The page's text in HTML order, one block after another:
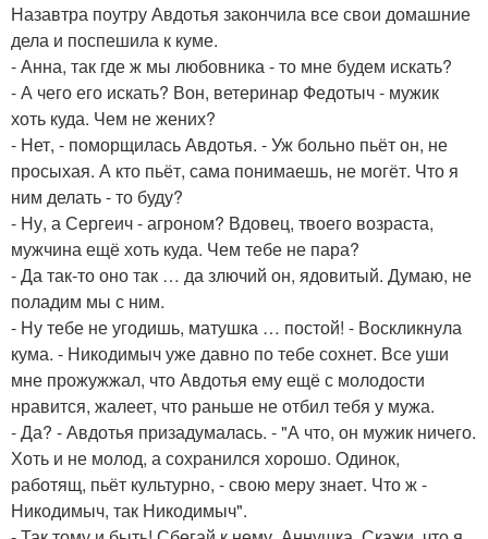
Назавтра поутру Авдотья закончила все свои домашние
дела и поспешила к куме.
- Анна, так где ж мы любовника - то мне будем искать?
- А чего его искать? Вон, ветеринар Федотыч - мужик
хоть куда. Чем не жених?
- Нет, - поморщилась Авдотья. - Уж больно пьёт он, не
просыхая. А кто пьёт, сама понимаешь, не могёт. Что я
ним делать - то буду?
- Ну, а Сергеич - агроном? Вдовец, твоего возраста,
мужчина ещё хоть куда. Чем тебе не пара?
- Да так-то оно так … да злючий он, ядовитый. Думаю, не
поладим мы с ним.
- Ну тебе не угодишь, матушка … постой! - Воскликнула
кума. - Никодимыч уже давно по тебе сохнет. Все уши
мне прожужжал, что Авдотья ему ещё с молодости
нравится, жалеет, что раньше не отбил тебя у мужа.
- Да? - Авдотья призадумалась. - "А что, он мужик ничего.
Хоть и не молод, а сохранился хорошо. Одинок,
работящ, пьёт культурно, - свою меру знает. Что ж -
Никодимыч, так Никодимыч".